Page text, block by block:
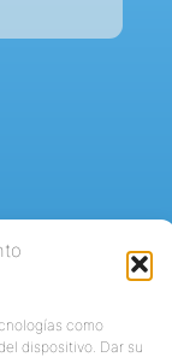
como
dispositivo. Dar su